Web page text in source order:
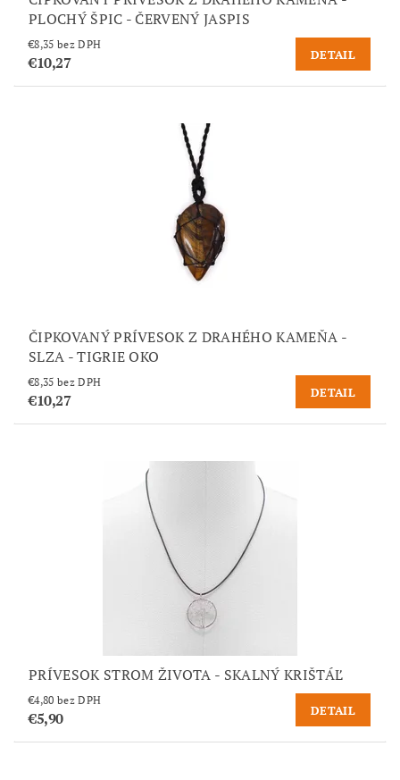
PLOCHÝ ŠPIC - ČERVENÝ JASPIS
€8,35 bez DPH
€10,27 DETAIL
ČIPKOVANÝ PRÍVESOK Z DRAHÉHO KAMEŇA -
SLZA - TIGRIE OKO
€8,35 bez DPH
€10,27 DETAIL
PRÍVESOK STROM ŽIVOTA - SKALNÝ KRIŠTÁĽ
€4,80 bez DPH
€5,90 DETAIL